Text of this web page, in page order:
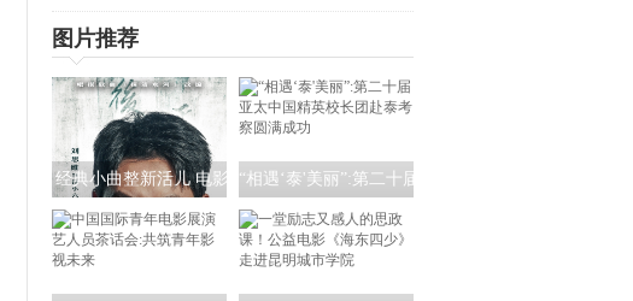
爆！双平台数据刷新纪录，见证本土力量
图片推荐
经典小曲整新活儿 电影
《探清水河：重生》角
色海报暗藏时间迷局
“相遇‘泰'美丽”:第二十届
亚太中国精英校长团赴
泰考察圆满成功